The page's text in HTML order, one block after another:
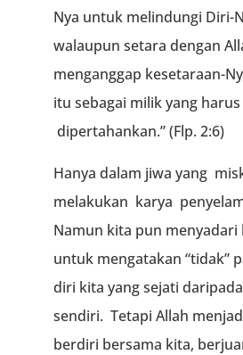
Nya untuk melindungi Diri-
walaupun setara dengan
menganggap kesetaraan-
itu sebagai milik yang harus
dipertahankan.” (Flp. 2:6)
Hanya dalam jiwa yang
melakukan karya
Namun kita pun menyadari
untuk mengatakan “tidak”
diri kita yang sejati daripada
sendiri. Tetapi Allah
berdiri bersama kita,